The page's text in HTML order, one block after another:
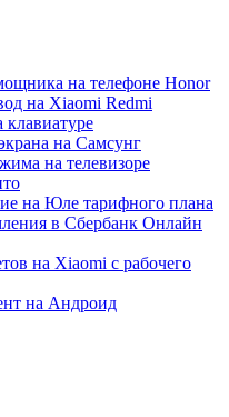
на телефоне Honor
на Xiaomi Redmi
на Самсунг
на телевизоре
на Юле тарифного плана
в Сбербанк Онлайн
на Xiaomi с рабочего
на Андроид